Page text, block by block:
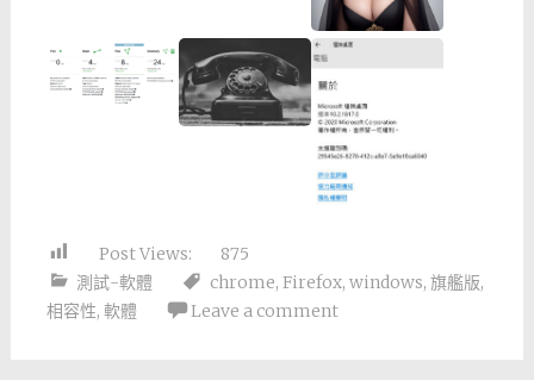
Post Views:
875
測試-軟體
chrome, Firefox, windows, 旗艦版,
相容性, 軟體 Leave a comment